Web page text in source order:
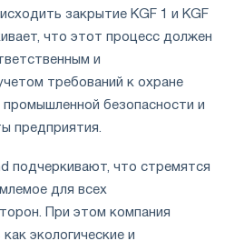
закрытие KGF 1 и KGF
что этот процесс должен
и
требований к охране
безопасности и
предприятия.
подчеркивают, что стремятся
для всех
При этом компания
экологические и